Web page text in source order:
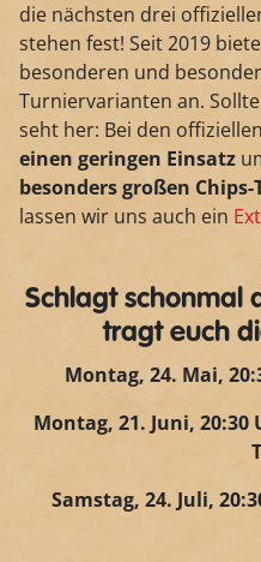
die nächsten drei
stehen fest! Seit 2019
besonderen und
Turniervarianten an.
seht her: Bei den
einen geringen Einsatz
besonders großen
lassen wir uns auch ein
Schlagt schonmal
tragt euch
Montag, 24. Mai,
Montag, 21. Juni,
Samstag, 24. Juli,